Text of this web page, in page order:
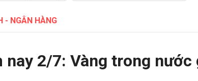
- NGÂN HÀNG
nay 2/7: Vàng trong nước